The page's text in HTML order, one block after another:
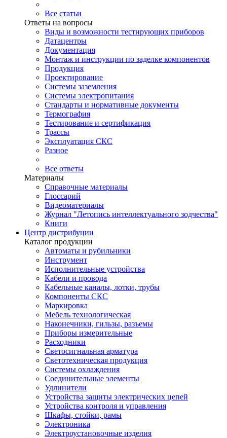
Все статьи
Ответы на вопросы
Виды и возможности тестирующих приборов
Датацентры
Документация
Монтаж и инструкции по заделке компонентов
Продукция
Проектирование
Системы заземления
Системы электропитания
Стандарты и нормативные документы
Термография
Тестирование и сертификация
Трассы
Эксплуатация СКС
Разное
Все ответы
Материалы
Справочные материалы
Глоссарий
Видеоматериалы
Журнал "Летопись интеллектуального зодчества"
Книги
Центр дистрибуции
Каталог продукции
Автоматы и рубильники
Инструмент
Исполнительные устройства
Кабели и провода
Кабельные каналы, лотки, трубы
Компоненты СКС
Маркировка
Мебель технологическая
Наконечники, гильзы, разъемы
Приборы измерительные
Расходники
Светосигнальная арматура
Светотехническая продукция
Системы охлаждения
Соединительные элементы
Удлинители
Устройства защиты электрических цепей
Устройства контроля и управления
Шкафы, стойки, рамы
Электроника
Электроустановочные изделия